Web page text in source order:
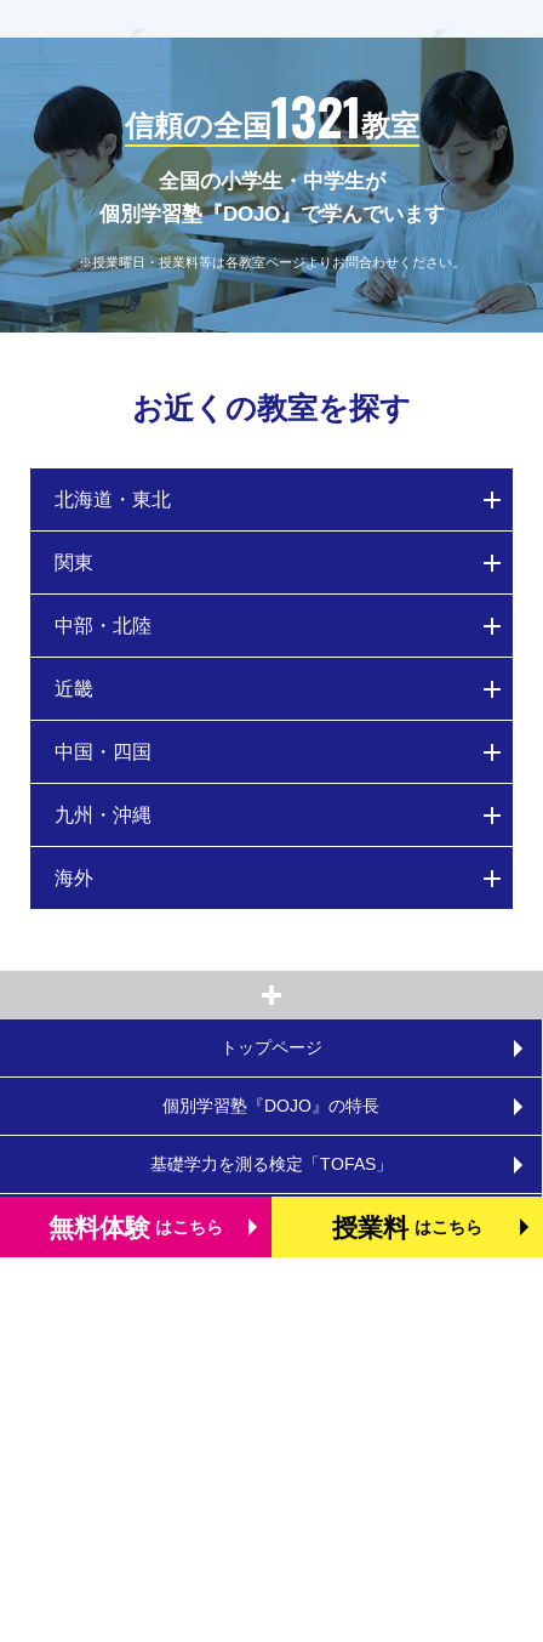
信頼の全国1321教室
全国の小学生・中学生が
個別学習塾『DOJO』で学んでいます
※授業曜日・授業料等は各教室ページよりお問合わせください。
お近くの教室を探す
北海道・東北
関東
中部・北陸
近畿
中国・四国
九州・沖縄
海外
トップページ
個別学習塾『DOJO』の特長
基礎学力を測る検定「TOFAS」
小学生のタブレット学習
無料体験 はこちら 授業料 はこちら